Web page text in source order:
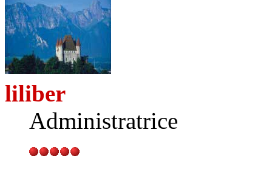
liliber
Administratrice